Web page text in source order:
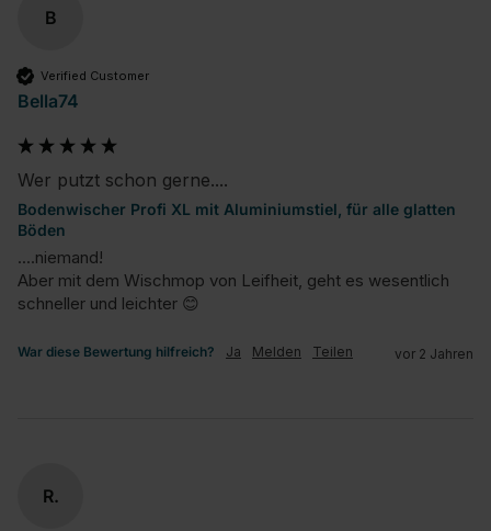
B
Verified Customer
Bella74
Wer putzt schon gerne....
Bodenwischer Profi XL mit Aluminiumstiel, für alle glatten
Böden
....niemand!
Aber mit dem Wischmop von Leifheit, geht es wesentlich
schneller und leichter 😊
War diese Bewertung hilfreich? Ja Melden Teilen vor 2 Jahren
R.